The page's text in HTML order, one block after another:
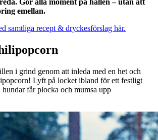
emellan.
samtliga recept & dryckesförslag här.
i grind genom att inleda med en het och
Lyft på locket ibland för ett festligt
får plocka och mumsa upp